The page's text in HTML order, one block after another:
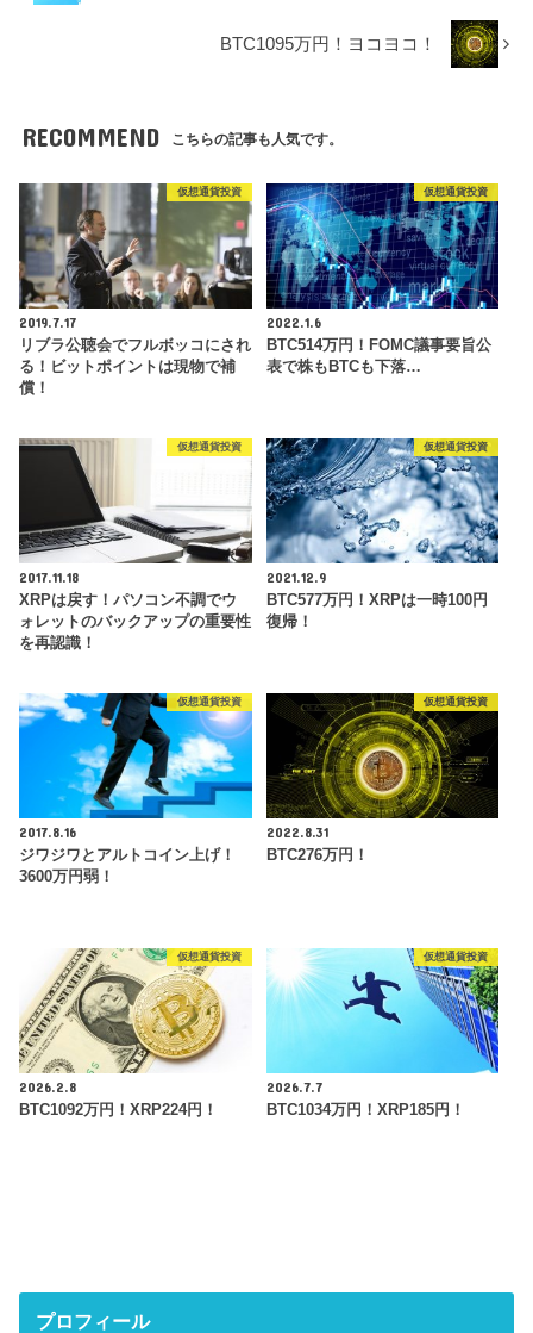
BTC1095万円！ヨコヨコ！
RECOMMEND こちらの記事も人気です。
仮想通貨投資
2019.7.17
リブラ公聴会でフルボッコにされ
る！ビットポイントは現物で補
償！
仮想通貨投資
2022.1.6
BTC514万円！FOMC議事要旨公
表で株もBTCも下落…
仮想通貨投資
2017.11.18
XRPは戻す！パソコン不調でウ
ォレットのバックアップの重要性
を再認識！
仮想通貨投資
2021.12.9
BTC577万円！XRPは一時100円
復帰！
仮想通貨投資
2017.8.16
ジワジワとアルトコイン上げ！
3600万円弱！
仮想通貨投資
2022.8.31
BTC276万円！
仮想通貨投資
2026.2.8
BTC1092万円！XRP224円！
仮想通貨投資
2026.7.7
BTC1034万円！XRP185円！
プロフィール